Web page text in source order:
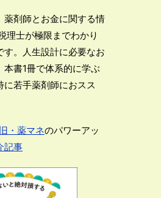
薬剤師とお金に関する情
理士が極限までわかり
す。人生設計に必要なお
書1冊で体系的に学ぶ
に若手薬剤師におスス
旧・薬マネのパワーアッ
記事